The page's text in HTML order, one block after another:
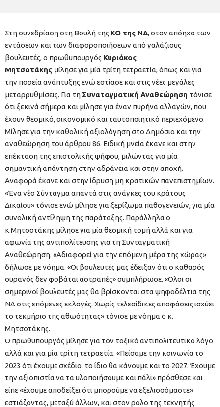
Στη συνεδρίαση στη Βουλή της ΚΟ της ΝΔ, στον απόηχο των
εντάσεων και των διαφοροποιήσεων από γαλάζιους
βουλευτές, ο πρωθυπουργός Κυριάκος
Μητσοτάκης μίλησε για μία τρίτη τετραετία, όπως και για
την πορεία ανάπτυξης ενώ εστίασε και στις νέες μεγάλες
μεταρρυθμίσεις. Για τη Συναταγματική Αναθεώρηση τόνισε
ότι ξεκινά σήμερα και μίλησε για έναν πυρήνα αλλαγών, που
έχουν θεσμικό, οικονομικό και ταυτοποιητικό περιεχόμενο.
Μίλησε για την καθολική αξιολόγηση στο Δημόσιο και την
αναθεώρηση του άρθρου 86. Ειδική μνεία έκανε και στην
επέκταση της επιστολικής ψήφου, μιλώντας για μία
σημαντική απάντηση στην αδράνεια και στην αποχή.
Αναφορά έκανε και στην ίδρυση μη κρατικών πανεπιστημίων.
«Ένα νέο Σύνταγμα απαντά στις ανάγκες του κράτους
Δικαίου» τόνισε ενώ μίλησε για ξερίζωμα παθογενειών, για μία
συνολική αντίληψη της παράταξης. Παράλληλα ο
κ.Μητσοτάκης μίλησε για μία θεσμική τομή αλλά και για
αφωνία της αντιπολίτευσης για τη Συνταγματική
Αναθεώρηση. «Αδιαφορεί για την επόμενη μέρα της χώρας»
δήλωσε με νόημα. «Οι βουλευτές μας έδειξαν ότι ο καθαρός
ουρανός δεν φοβάται αστραπές» συμπλήρωσε. «Ολοι οι
σημερινοί βουλευτές μας θα βρίσκονται στα ψηφοδέλτια της
ΝΔ στις επόμενες εκλογές. Χωρίς τελεσίδικες αποφάσεις ισχύει
το τεκμήριο της αθωότητας» τόνισε με νόημα ο κ.
Μητσοτάκης.
Ο πρωθυπουργός μίλησε για τον τοξικό αντιπολιτευτικό λόγο
αλλά και για μία τρίτη τετραετία. «Πείσαμε την κοινωνία το
2023 ότι έχουμε σχέδιο, το ίδιο θα κάνουμε και το 2027. Έχουμε
την αξιοπιστία να τα υλοποιήσουμε και πάλι» πρόσθεσε και
είπε «έχουμε αποδείξει ότι μπορούμε να εξελισσόμαστε»
εστιάζοντας, μεταξύ άλλων, και στον ρολο της τεχνητής